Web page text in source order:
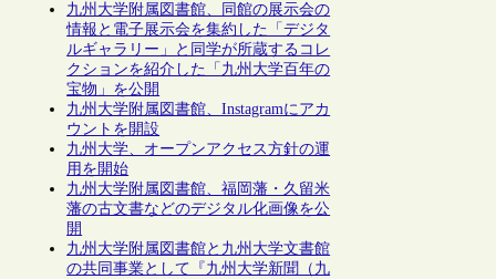
九州大学附属図書館、同館の展示会の
情報と電子展示会を集約した「デジタ
ルギャラリー」と同学が所蔵するコレ
クションを紹介した「九州大学百年の
宝物」を公開
九州大学附属図書館、Instagramにアカ
ウントを開設
九州大学、オープンアクセス方針の運
用を開始
九州大学附属図書館、福岡藩・久留米
藩の古文書などのデジタル化画像を公
開
九州大学附属図書館と九州大学文書館
の共同事業として『九州大学新聞（九